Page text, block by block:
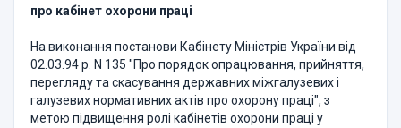
про кабінет охорони праці
На виконання постанови Кабінету Міністрів України від
02.03.94 р. N 135 "Про порядок опрацювання, прийняття,
перегляду та скасування державних міжгалузевих і
галузевих нормативних актів про охорону праці", з
метою підвищення ролі кабінетів охорони праці у